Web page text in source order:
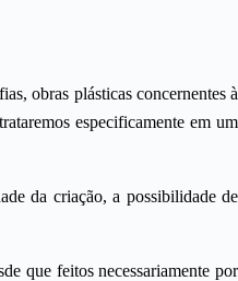
obras plásticas concernentes à
especificamente em um
da criação, a possibilidade de
que feitos necessariamente por